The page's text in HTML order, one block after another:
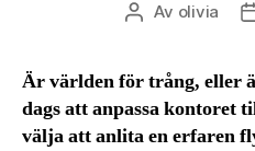
Av olivia
Är världen för trång, eller
dags att anpassa kontoret
välja att anlita en erfaren